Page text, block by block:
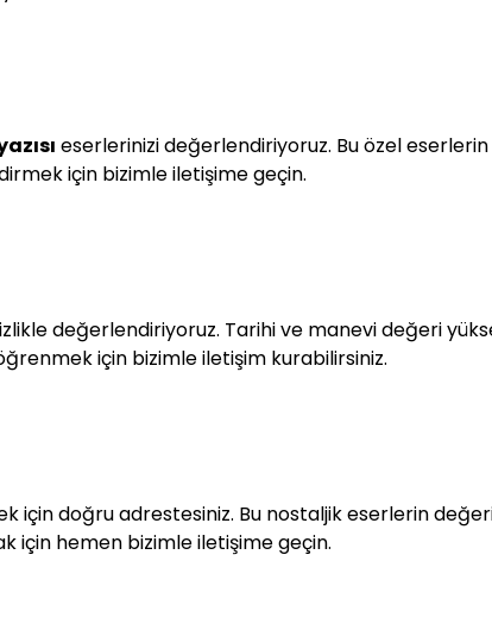
eserlerinizi değerlendiriyoruz. Bu özel eserlerin
için bizimle iletişime geçin.
değerlendiriyoruz. Tarihi ve manevi değeri
için bizimle iletişim kurabilirsiniz.
için doğru adrestesiniz. Bu nostaljik eserlerin
için hemen bizimle iletişime geçin.